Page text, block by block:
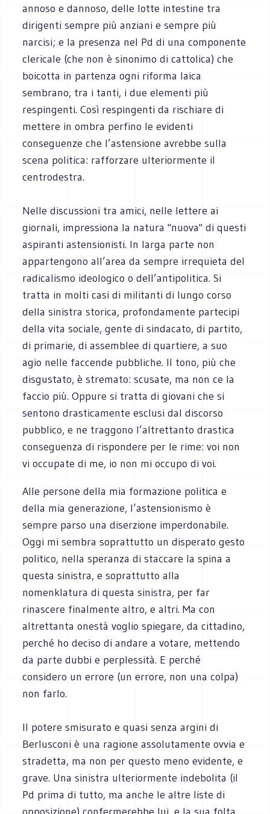
annoso e dannoso, delle lotte intestine tra
dirigenti sempre più anziani e sempre più
narcisi; e la presenza nel Pd di una componente
clericale (che non è sinonimo di cattolica) che
boicotta in partenza ogni riforma laica
sembrano, tra i tanti, i due elementi più
respingenti. Così respingenti da rischiare di
mettere in ombra perfino le evidenti
conseguenze che l’astensione avrebbe sulla
scena politica: rafforzare ulteriormente il
centrodestra.
Nelle discussioni tra amici, nelle lettere ai
giornali, impressiona la natura "nuova" di questi
aspiranti astensionisti. In larga parte non
appartengono all’area da sempre irrequieta del
radicalismo ideologico o dell’antipolitica. Si
tratta in molti casi di militanti di lungo corso
della sinistra storica, profondamente partecipi
della vita sociale, gente di sindacato, di partito,
di primarie, di assemblee di quartiere, a suo
agio nelle faccende pubbliche. Il tono, più che
disgustato, è stremato: scusate, ma non ce la
faccio più. Oppure si tratta di giovani che si
sentono drasticamente esclusi dal discorso
pubblico, e ne traggono l’altrettanto drastica
conseguenza di rispondere per le rime: voi non
vi occupate di me, io non mi occupo di voi.
Alle persone della mia formazione politica e
della mia generazione, l’astensionismo è
sempre parso una diserzione imperdonabile.
Oggi mi sembra soprattutto un disperato gesto
politico, nella speranza di staccare la spina a
questa sinistra, e soprattutto alla
nomenklatura di questa sinistra, per far
rinascere finalmente altro, e altri. Ma con
altrettanta onestà voglio spiegare, da cittadino,
perché ho deciso di andare a votare, mettendo
da parte dubbi e perplessità. E perché
considero un errore (un errore, non una colpa)
non farlo.
Il potere smisurato e quasi senza argini di
Berlusconi è una ragione assolutamente ovvia e
stradetta, ma non per questo meno evidente, e
grave. Una sinistra ulteriormente indebolita (il
Pd prima di tutto, ma anche le altre liste di